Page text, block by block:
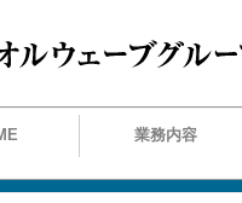
業務内容